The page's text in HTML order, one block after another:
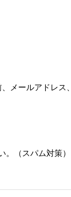
メールアドレス
。（スパム対策）